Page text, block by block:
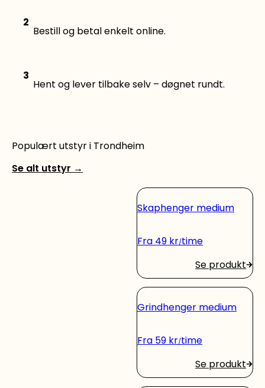
2
Bestill og betal enkelt online.
3
Hent og lever tilbake selv – døgnet rundt.
Populært utstyr i Trondheim
Se alt utstyr →
Skaphenger medium
Fra 49 kr time
Se produkt
Grindhenger medium
Fra 59 kr time
Se produkt